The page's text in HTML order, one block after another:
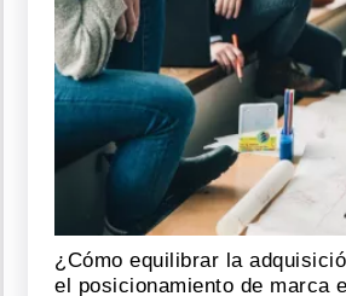
¿Cómo equilibrar la
el posicionamiento de marca